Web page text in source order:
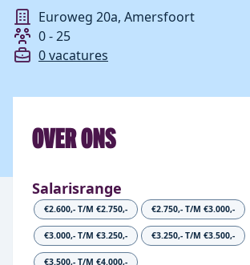
Euroweg 20a, Amersfoort
0 - 25
0 vacatures
OVER ONS
Salarisrange
€2.600,- T/M €2.750,- €2.750,- T/M €3.000,-
€3.000,- T/M €3.250,- €3.250,- T/M €3.500,-
€3.500,- T/M €4.000,-